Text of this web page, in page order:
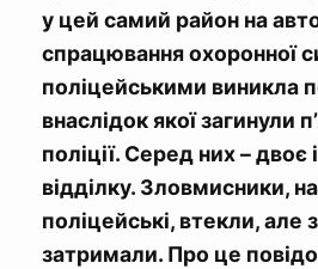
у цей самий район на
спрацювання охоронної
поліцейськими виникла
внаслідок якої загинули
поліції. Серед них – двоє
відділку. Зловмисники,
поліцейські, втекли, але
затримали. Про це